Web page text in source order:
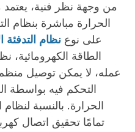
من وجهة نظر فنية،
الحرارة مباشرة بنظام
على نوع نظام التدفئة
الطاقة الكهرومائية،
عمله، لا يمكن توصيل
التحكم فيه بواسطة
الحرارة. بالنسبة
تمامًا تحقيق اتصال